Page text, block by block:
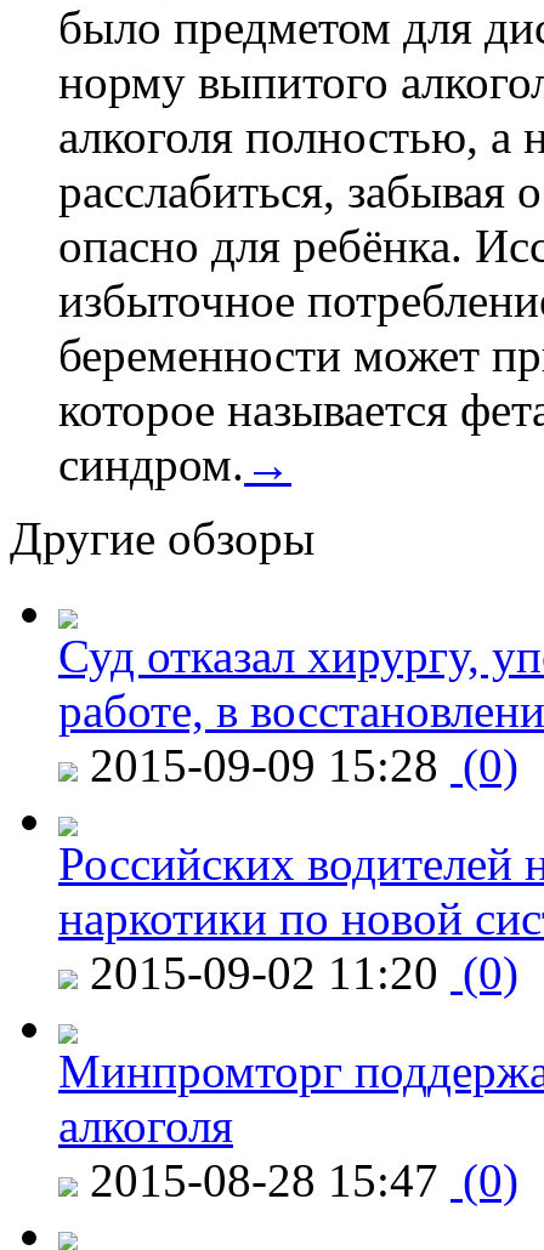
было предметом для
норму выпитого
алкоголя полностью, а
расслабиться, забывая
опасно для ребёнка.
избыточное
беременности может
которое называется
синдром. →
Другие обзоры
Суд отказал хирургу,
работе, в
2015-09-09 15:28 (0)
Российских водителей
наркотики по новой
2015-09-02 11:20 (0)
Минпромторг
алкоголя
2015-08-28 15:47 (0)